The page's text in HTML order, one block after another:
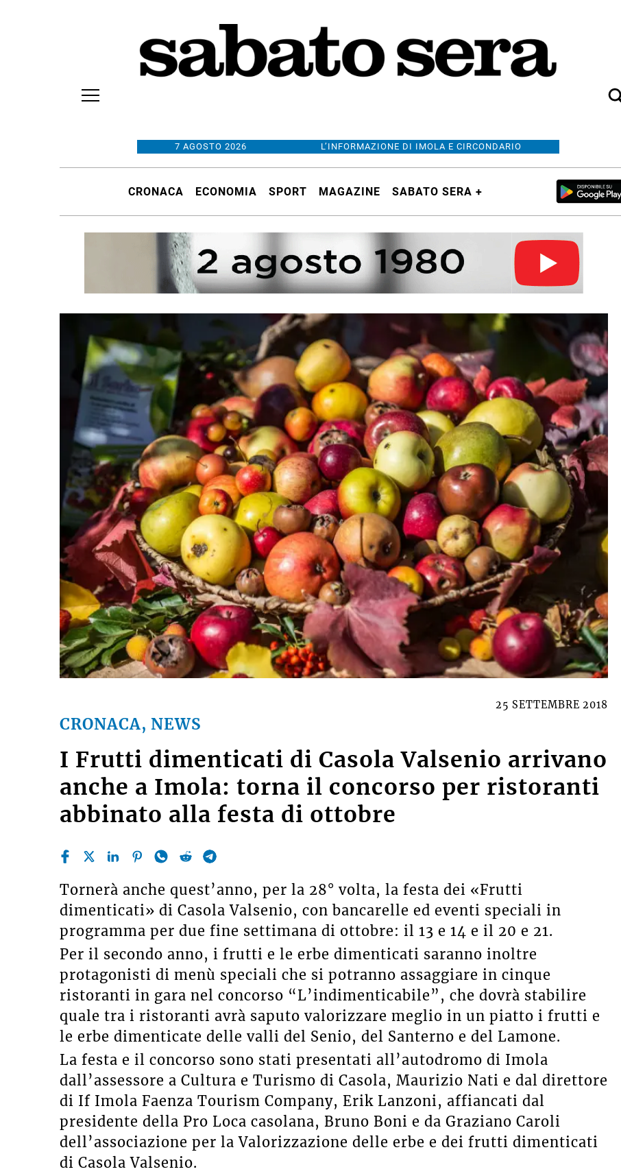
7 AGOSTO 2026 L’INFORMAZIONE DI IMOLA E CIRCONDARIO
CRONACA ECONOMIA SPORT MAGAZINE SABATO SERA +
CRONACA, NEWS
25 SETTEMBRE 2018
I Frutti dimenticati di Casola Valsenio arrivano
anche a Imola: torna il concorso per ristoranti
abbinato alla festa di ottobre
Tornerà anche quest’anno, per la 28° volta, la festa dei «Frutti
dimenticati» di Casola Valsenio, con bancarelle ed eventi speciali in
programma per due fine settimana di ottobre: il 13 e 14 e il 20 e 21.
Per il secondo anno, i frutti e le erbe dimenticati saranno inoltre
protagonisti di menù speciali che si potranno assaggiare in cinque
ristoranti in gara nel concorso “L’indimenticabile”, che dovrà stabilire
quale tra i ristoranti avrà saputo valorizzare meglio in un piatto i frutti e
le erbe dimenticate delle valli del Senio, del Santerno e del Lamone.
La festa e il concorso sono stati presentati all’autodromo di Imola
dall’assessore a Cultura e Turismo di Casola, Maurizio Nati e dal direttore
di If Imola Faenza Tourism Company, Erik Lanzoni, affiancati dal
presidente della Pro Loca casolana, Bruno Boni e da Graziano Caroli
dell’associazione per la Valorizzazione delle erbe e dei frutti dimenticati
di Casola Valsenio.